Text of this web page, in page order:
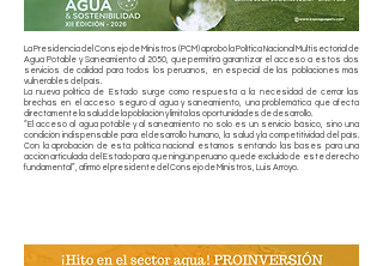
La Presidencia del Consejo de Ministros (PCM) aprobó la Política Nacional Multisectorial de
Agua Potable y Saneamiento al 2050, que permitirá garantizar el acceso a estos dos
servicios de calidad para todos los peruanos, en especial de las poblaciones más
vulnerables del país.
La nueva política de Estado surge como respuesta a la necesidad de cerrar las
brechas en el acceso seguro al agua y saneamiento, una problemática que afecta
directamente la salud de la población y limita las oportunidades de desarrollo.
“El acceso al agua potable y al saneamiento no solo es un servicio básico, sino una
condición indispensable para el desarrollo humano, la salud y la competitividad del país.
Con la aprobación de esta política nacional estamos sentando las bases para una
acción articulada del Estado para que ningún peruano quede excluido de este derecho
fundamental”, afirmó el presidente del Consejo de Ministros, Luis Arroyo.